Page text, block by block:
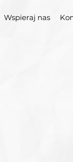
Wspieraj nas